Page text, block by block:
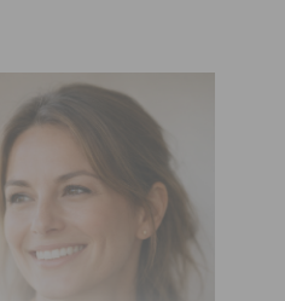
com os
termos e